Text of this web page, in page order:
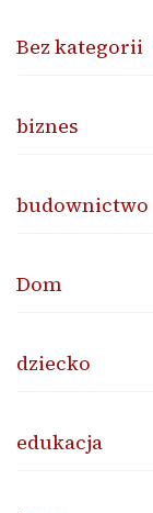
Bez kategorii
biznes
budownictwo
Dom
dziecko
edukacja